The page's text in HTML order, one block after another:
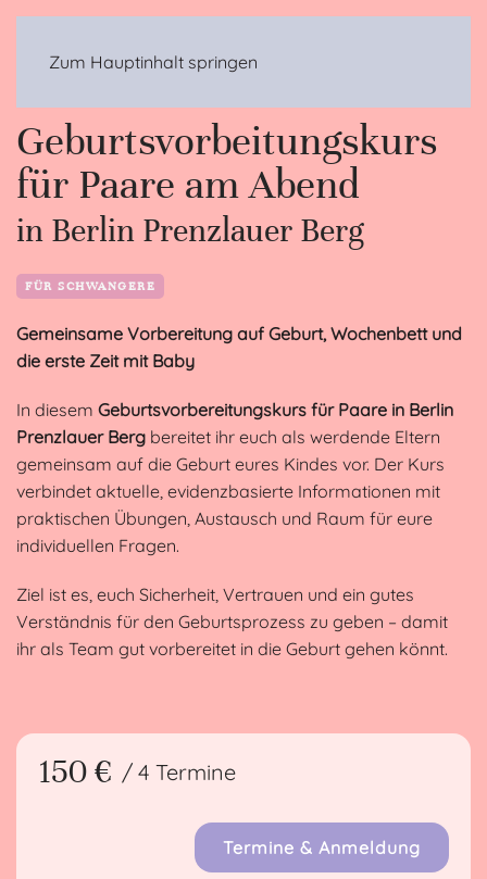
Zum Hauptinhalt springen
Geburtsvorbeitungskurs
für Paare am Abend
in Berlin Prenzlauer Berg
FÜR SCHWANGERE
Gemeinsame Vorbereitung auf Geburt, Wochenbett und
die erste Zeit mit Baby
In diesem Geburtsvorbereitungskurs für Paare in Berlin
Prenzlauer Berg bereitet ihr euch als werdende Eltern
gemeinsam auf die Geburt eures Kindes vor. Der Kurs
verbindet aktuelle, evidenzbasierte Informationen mit
praktischen Übungen, Austausch und Raum für eure
individuellen Fragen.
Ziel ist es, euch Sicherheit, Vertrauen und ein gutes
Verständnis für den Geburtsprozess zu geben – damit
ihr als Team gut vorbereitet in die Geburt gehen könnt.
150 € / 4 Termine
Termine & Anmeldung